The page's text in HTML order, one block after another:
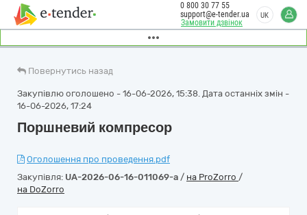
Замовити дзвінок
0 800 30 77 55
support@e-tender.ua
UK
Повернутись назад
Закупівлю оголошено - 16-06-2026, 15:38. Дата останніх змін -
16-06-2026, 17:24
Поршневий компресор
Оголошення про проведення.pdf
Закупівля: UA-2026-06-16-011069-a / на ProZorro /
на DoZorro